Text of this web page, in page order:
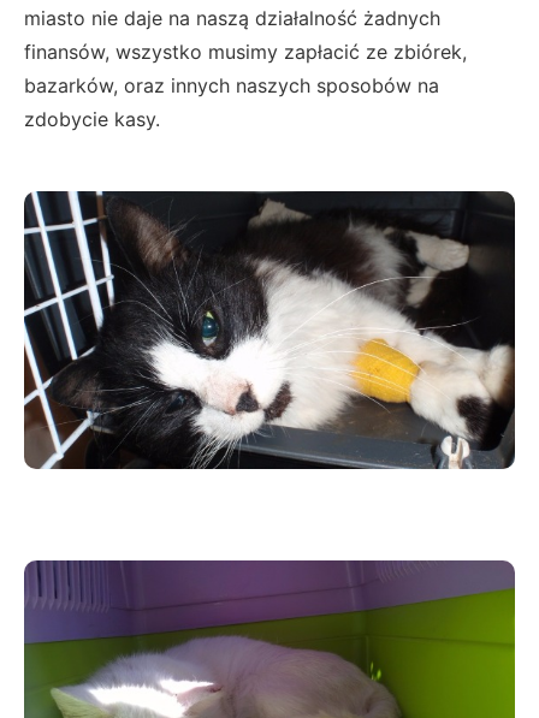
miasto nie daje na naszą działalność żadnych
finansów, wszystko musimy zapłacić ze zbiórek,
bazarków, oraz innych naszych sposobów na
zdobycie kasy.